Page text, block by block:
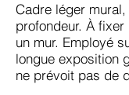
Cadre léger
profondeur. À
un mur. Employé
longue exposition
ne prévoit pas de